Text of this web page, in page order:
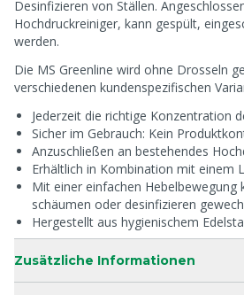
Desinfizieren von Ställen.
Hochdruckreiniger, kann gespült,
werden.
Die MS Greenline wird ohne Drosseln
verschiedenen kundenspezifischen
Jederzeit die richtige Konzentration
Sicher im Gebrauch: Kein
Anzuschließen an bestehendes
Erhältlich in Kombination mit einem
Mit einer einfachen Hebelbewegung
schäumen oder desinfizieren
Hergestellt aus hygienischem
Zusätzliche Informationen